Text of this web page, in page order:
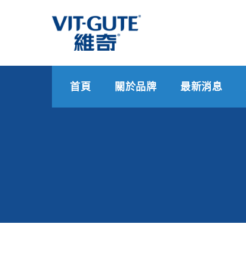
首頁 關於品牌 最新消息